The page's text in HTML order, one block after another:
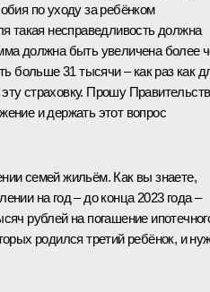
по уходу за ребёнком
такая несправедливость должна
должна быть увеличена более
больше 31 тысячи – как раз как
страховку. Прошу
и держать этот вопрос
семей жильём. Как вы знаете,
на год – до конца 2023 года –
рублей на погашение
родился третий ребёнок, и